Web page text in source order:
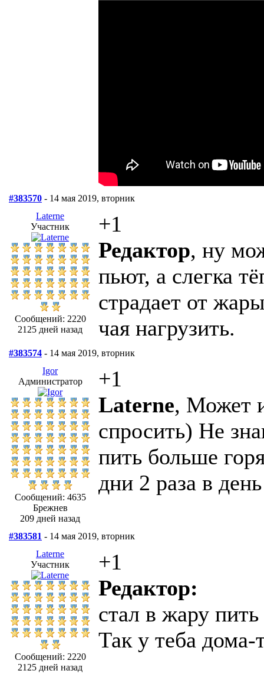
#383570 - 14 мая 2019, вторник
Laterne
Участник
Сообщений: 2220
2125 дней назад
+1
Редактор, ну
пьют, а слегка
страдает от
чая нагрузить.
#383574 - 14 мая 2019, вторник
Igor
Администратор
Сообщений: 4635
Брежнев
209 дней назад
+1
Laterne, Может
спросить) Не
пить больше
дни 2 раза в
#383581 - 14 мая 2019, вторник
Laterne
Участник
Сообщений: 2220
2125 дней назад
+1
Редактор:
стал в жару
Так у теба дома-